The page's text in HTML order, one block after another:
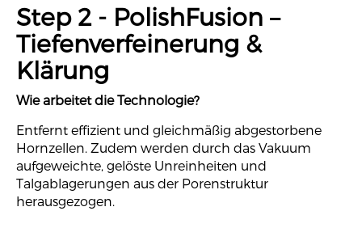
Step 2 - PolishFusion –
Tiefenverfeinerung &
Klärung
Wie arbeitet die Technologie?
Entfernt effizient und gleichmäßig abgestorbene
Hornzellen. Zudem werden durch das Vakuum
aufgeweichte, gelöste Unreinheiten und
Talgablagerungen aus der Porenstruktur
herausgezogen.